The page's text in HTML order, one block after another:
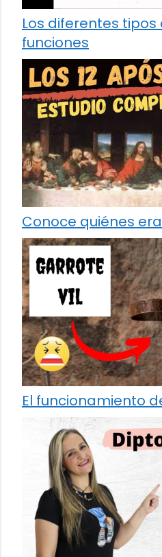
Los diferentes tipos
funciones
Conoce quiénes
El funcionamiento